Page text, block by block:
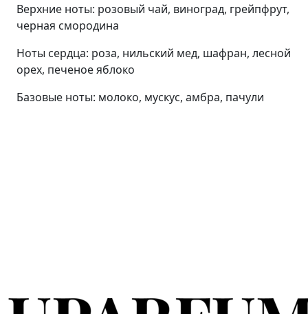
Верхние ноты: розовый чай, виноград, грейпфрут,
черная смородина
Ноты сердца: роза, нильский мед, шафран, лесной
орех, печеное яблоко
Базовые ноты: молоко, мускус, амбра, пачули